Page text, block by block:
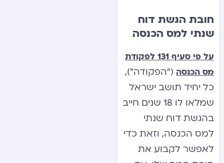
חובת הגשת דוח
שנתי למס הכנסה
על פי סעיף 131 לפקודת
מס הכנסה (“הפקודה”),
כל יחיד תושב ישראל
שמלאו לו 18 שנים חייב
בהגשת דוח שנתי
למס הכנסה, וזאת כדי
לאפשר לקבוע את